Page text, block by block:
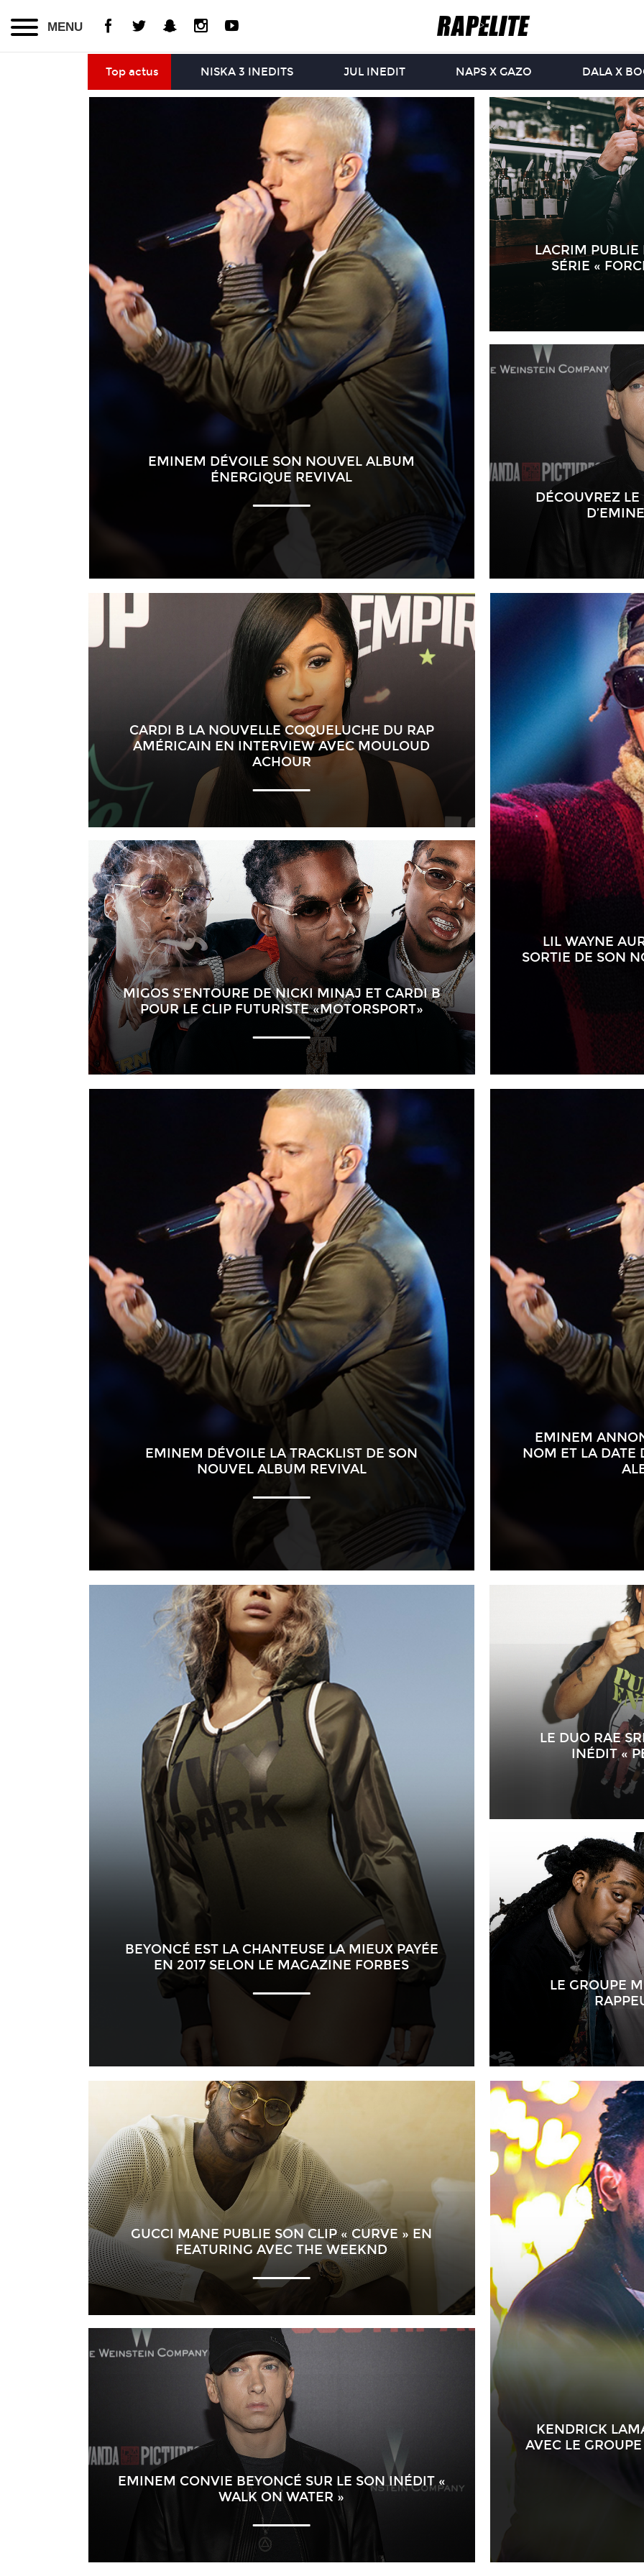
MENU
Top actus NISKA 3 INEDITS JUL INEDIT NAPS X GAZO DALA X
EMINEM DÉVOILE SON NOUVEL ALBUM
ÉNERGIQUE REVIVAL
LACRIM
SÉRIE «
DÉCOUVREZ
CARDI B LA NOUVELLE COQUELUCHE DU RAP
AMÉRICAIN EN INTERVIEW AVEC MOULOUD
ACHOUR
MIGOS S’ENTOURE DE NICKI MINAJ ET CARDI B
POUR LE CLIP FUTURISTE «MOTORSPORT»
LIL WAYNE
SORTIE DE SON
EMINEM DÉVOILE LA TRACKLIST DE SON
NOUVEL ALBUM REVIVAL
EMINEM
NOM ET LA DATE
BEYONCÉ EST LA CHANTEUSE LA MIEUX PAYÉE
EN 2017 SELON LE MAGAZINE FORBES
LE DUO RAE
INÉDIT «
LE GROUPE
GUCCI MANE PUBLIE SON CLIP « CURVE » EN
FEATURING AVEC THE WEEKND
EMINEM CONVIE BEYONCÉ SUR LE SON INÉDIT «
WALK ON WATER »
KENDRICK
AVEC LE